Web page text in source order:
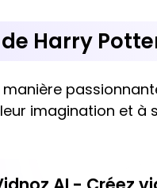
Harry
imagination et à